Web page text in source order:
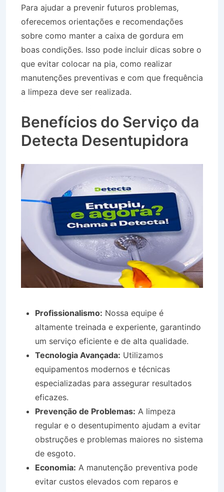
Para ajudar a prevenir futuros problemas,
oferecemos orientações e recomendações
sobre como manter a caixa de gordura em
boas condições. Isso pode incluir dicas sobre o
que evitar colocar na pia, como realizar
manutenções preventivas e com que frequência
a limpeza deve ser realizada.
Benefícios do Serviço da
Detecta Desentupidora
Profissionalismo: Nossa equipe é
altamente treinada e experiente, garantindo
um serviço eficiente e de alta qualidade.
Tecnologia Avançada: Utilizamos
equipamentos modernos e técnicas
especializadas para assegurar resultados
eficazes.
Prevenção de Problemas: A limpeza
regular e o desentupimento ajudam a evitar
obstruções e problemas maiores no sistema
de esgoto.
Economia: A manutenção preventiva pode
evitar custos elevados com reparos e